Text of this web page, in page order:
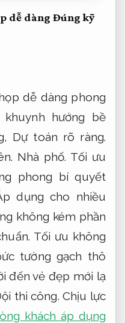
dễ dàng Đúng kỹ
dễ dàng phong
hướng bề
Dự toán rõ ràng.
Nhà phố. Tối ưu
phong bí quyết
dụng cho nhiều
không kém phần
Tối ưu không
tường gạch thô
đến vẻ đẹp mới lạ
thi công. Chịu lực
khách áp dụng